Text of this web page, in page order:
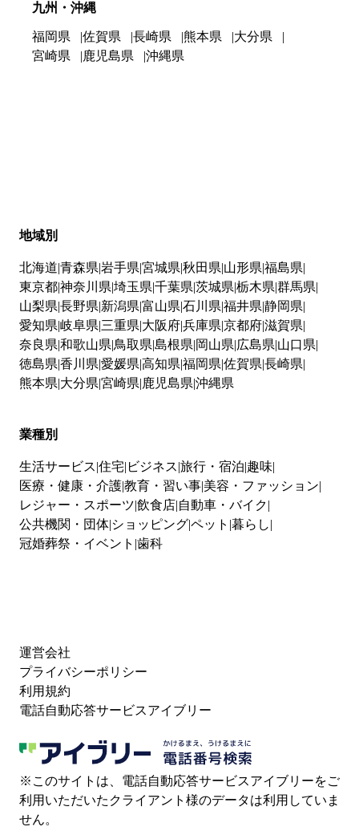
九州・沖縄
福岡県 佐賀県 長崎県 熊本県
大分県
宮崎県
鹿児島県 沖縄県
地域別
北海道 青森県 岩手県 宮城県 秋田県 山形県 福島県
東京都神奈川県 埼玉県 千葉県 茨城県 栃木県 群馬県
山梨県 長野県 新潟県 富山県 石川県 福井県 静岡県
愛知県 岐阜県 三重県 大阪府兵庫県 京都府滋賀県
奈良県 和歌山県 鳥取県 島根県 岡山県 広島県 山口県
徳島県 香川県 愛媛県 高知県 福岡県 佐賀県 長崎県
熊本県 大分県 宮崎県 鹿児島県 沖縄県
業種別
生活サービス 住宅 ビジネス 旅行・宿泊 趣味
医療・健康・介護教育・習い事 美容・ファッション
レジャー・スポーツ 飲食店 自動車・バイク
公共機関・団体 ショッピングペット 暮らし
冠婚葬祭・イベント 歯科
運営会社
プライバシーポリシー
利用規約
電話自動応答サービスアイブリー
※このサイトは、電話自動応答サービスアイブリーをご
利用いただいたクライアント様のデータは利用していま
せん。